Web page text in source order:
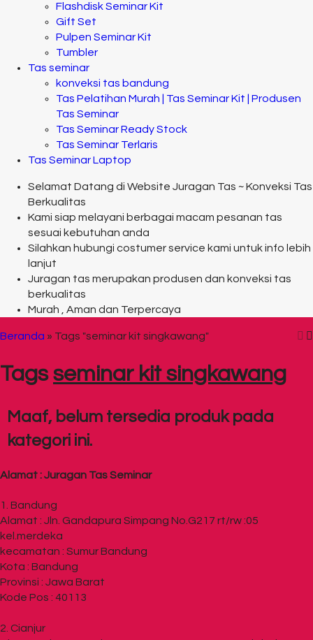
Flashdisk Seminar Kit
Gift Set
Pulpen Seminar Kit
Tumbler
Tas seminar
konveksi tas bandung
Tas Pelatihan Murah | Tas Seminar Kit | Produsen
Tas Seminar
Tas Seminar Ready Stock
Tas Seminar Terlaris
Tas Seminar Laptop
Selamat Datang di Website Juragan Tas ~ Konveksi Tas
Berkualitas
Kami siap melayani berbagai macam pesanan tas
sesuai kebutuhan anda
Silahkan hubungi costumer service kami untuk info lebih
lanjut
Juragan tas merupakan produsen dan konveksi tas
berkualitas
Murah , Aman dan Terpercaya
Beranda » Tags "seminar kit singkawang"
Tagsseminar kit singkawang
Maaf, belum tersedia produk pada
kategori ini.
Alamat : Juragan Tas Seminar
1. Bandung
Alamat : Jln. Gandapura Simpang No.G217 rt/rw :05
kel.merdeka
kecamatan : Sumur Bandung
Kota : Bandung
Provinsi : Jawa Barat
Kode Pos : 40113
2. Cianjur